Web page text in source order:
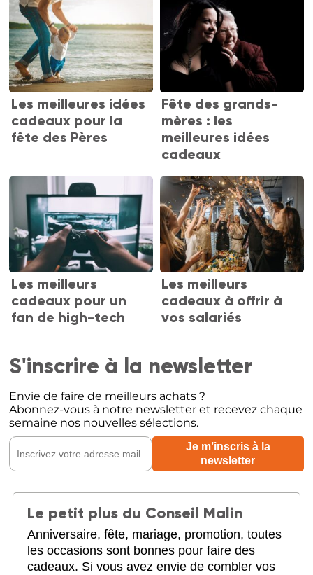
Les meilleures idées
cadeaux pour la
fête des Pères
Fête des grands-
mères : les
meilleures idées
cadeaux
Les meilleurs
cadeaux pour un
fan de high-tech
Les meilleurs
cadeaux à offrir à
vos salariés
S'inscrire à la newsletter
Envie de faire de meilleurs achats ?
Abonnez-vous à notre newsletter et recevez chaque
semaine nos nouvelles sélections.
Le petit plus du Conseil Malin
Anniversaire, fête, mariage, promotion, toutes
les occasions sont bonnes pour faire des
cadeaux. Si vous avez envie de combler vos